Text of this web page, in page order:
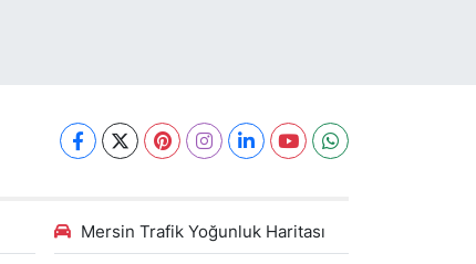
Mersin Trafik Yoğunluk Haritası